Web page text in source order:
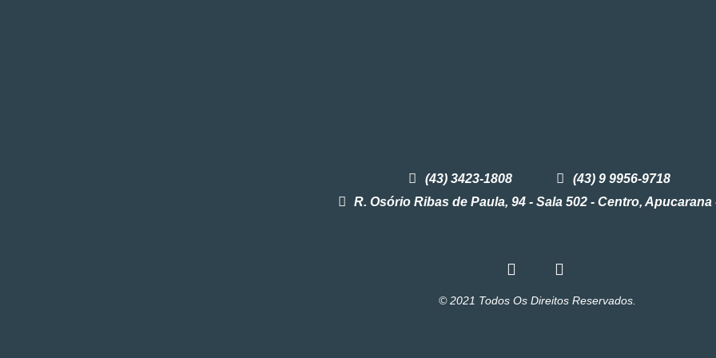
(43) 3423-1808
(43) 9 9956-9718
R. Osório Ribas de Paula, 94 - Sala 502 - Centro, Apucarana
© 2021 Todos Os Direitos Reservados.